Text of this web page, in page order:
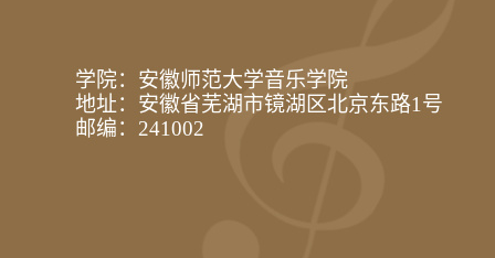
学院：安徽师范大学音乐学院
地址：安徽省芜湖市镜湖区北京东路1号
邮编：241002